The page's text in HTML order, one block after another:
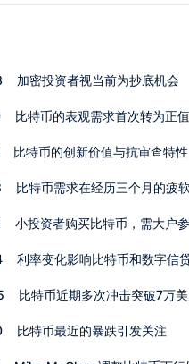
加密投资者视当前为抄底机会
比特币的表观需求首次转为正值
比特币的创新价值与抗审查特性
比特币需求在经历三个月的疲
小投资者购买比特币，需大户
利率变化影响比特币和数字信
比特币近期多次冲击突破7万
比特币最近的暴跌引发关注